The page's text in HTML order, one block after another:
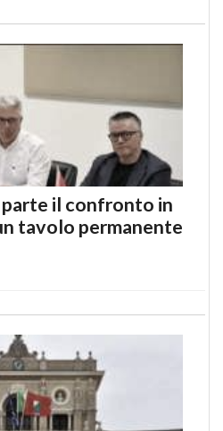
parte il confronto in
tavolo permanente